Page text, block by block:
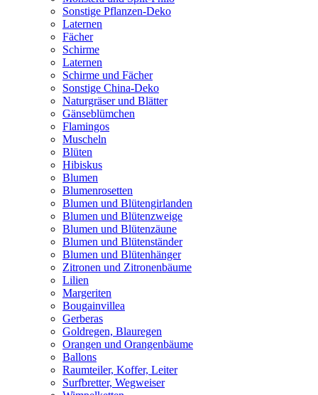
Sonstige Pflanzen-Deko
Laternen
Fächer
Schirme
Laternen
Schirme und Fächer
Sonstige China-Deko
Naturgräser und Blätter
Gänseblümchen
Flamingos
Muscheln
Blüten
Hibiskus
Blumen
Blumenrosetten
Blumen und Blütengirlanden
Blumen und Blütenzweige
Blumen und Blütenzäune
Blumen und Blütenständer
Blumen und Blütenhänger
Zitronen und Zitronenbäume
Lilien
Margeriten
Bougainvillea
Gerberas
Goldregen, Blauregen
Orangen und Orangenbäume
Ballons
Raumteiler, Koffer, Leiter
Surfbretter, Wegweiser